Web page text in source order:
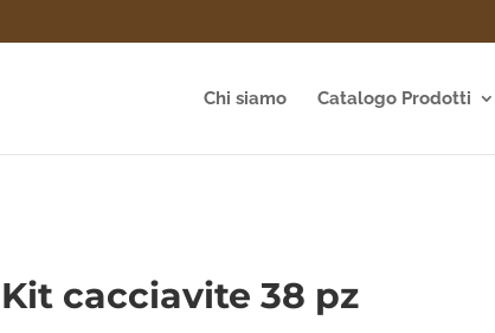
Chi siamo Catalogo Prodotti
Kit cacciavite 38 pz